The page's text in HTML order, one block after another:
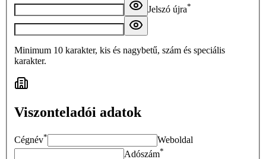
Jelszó újra*
Minimum 10 karakter, kis és nagybetű, szám és speciális
karakter.
Viszonteladói adatok
Cégnév*
Weboldal
Adószám*